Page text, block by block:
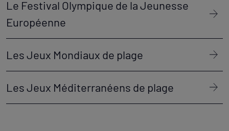
Le Festival Olympique de la Jeunesse
Européenne
Les Jeux Mondiaux de plage
Les Jeux Méditerranéens de plage